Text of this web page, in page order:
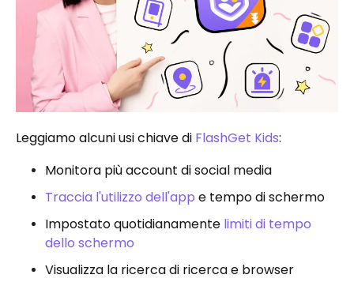
Leggiamo alcuni usi chiave di FlashGet Kids:
Monitora più account di social media
Traccia l'utilizzo dell'app e tempo di schermo
Impostato quotidianamente limiti di tempo
dello schermo
Visualizza la ricerca di ricerca e browser